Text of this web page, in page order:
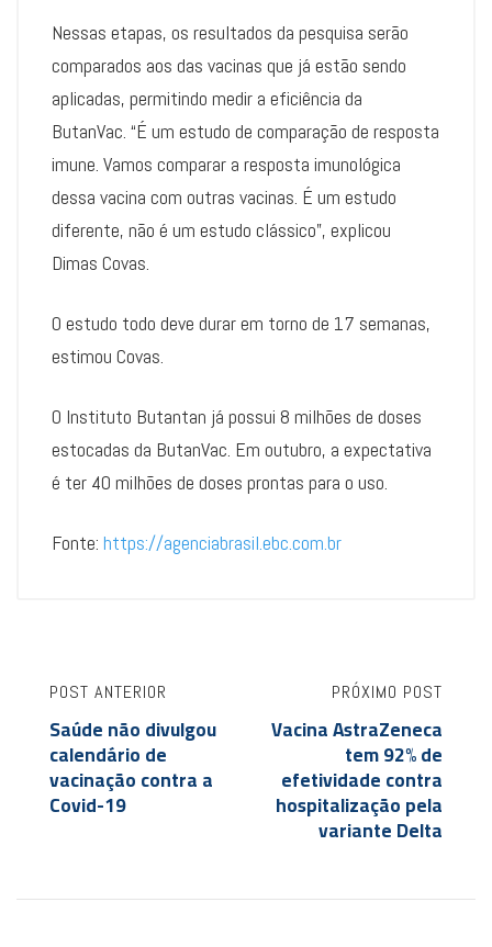
Nessas etapas, os resultados da pesquisa serão
comparados aos das vacinas que já estão sendo
aplicadas, permitindo medir a eficiência da
ButanVac. “É um estudo de comparação de resposta
imune. Vamos comparar a resposta imunológica
dessa vacina com outras vacinas. É um estudo
diferente, não é um estudo clássico”, explicou
Dimas Covas.
O estudo todo deve durar em torno de 17 semanas,
estimou Covas.
O Instituto Butantan já possui 8 milhões de doses
estocadas da ButanVac. Em outubro, a expectativa
é ter 40 milhões de doses prontas para o uso.
Fonte: https://agenciabrasil.ebc.com.br
POST ANTERIOR
Saúde não divulgou
calendário de
vacinação contra a
Covid-19
PRÓXIMO POST
Vacina AstraZeneca
tem 92% de
efetividade contra
hospitalização pela
variante Delta